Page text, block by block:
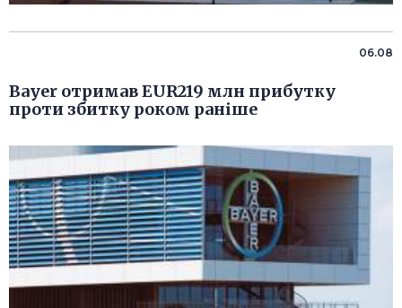
06.08
Bayer отримав EUR219 млн прибутку
проти збитку роком раніше